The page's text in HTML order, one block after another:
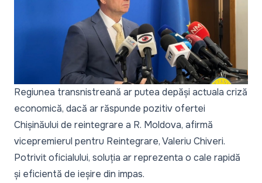
Regiunea transnistreană ar putea depăși actuala criză
economică, dacă ar răspunde pozitiv ofertei
Chișinăului de reintegrare a R. Moldova, afirmă
vicepremierul pentru Reintegrare, Valeriu Chiveri.
Potrivit oficialului, soluția ar reprezenta o cale rapidă
și eficientă de ieșire din impas.